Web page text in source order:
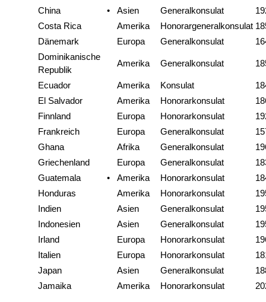
China
• Asien Generalkonsulat
Costa Rica
Amerika Honorargeneralkonsulat
Dänemark
Europa Generalkonsulat
Dominikanische
Republik
Amerika Generalkonsulat
Ecuador Amerika Konsulat
El Salvador
Amerika Honorarkonsulat
Finnland
Europa Honorarkonsulat
Frankreich
Europa Generalkonsulat
Ghana
Afrika Generalkonsulat
Griechenland
Europa Generalkonsulat
Guatemala
• Amerika Honorarkonsulat
Honduras
Amerika Honorarkonsulat
Indien
Asien Generalkonsulat
Indonesien
Asien Generalkonsulat
Irland
Europa Honorarkonsulat
Italien
Europa Honorarkonsulat
Japan
Asien Generalkonsulat
Jamaika
Amerika Honorarkonsulat